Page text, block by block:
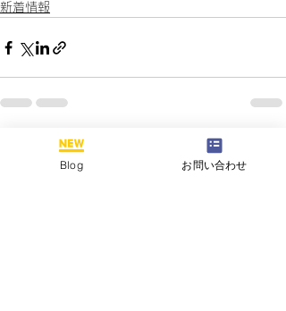
新着情報
最新記事
Blog お問い合わせ